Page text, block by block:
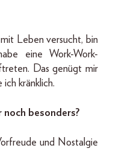
Leben versucht, bin
eine Work-Work-
Das genügt mir
kränklich.
besonders?
und Nostalgie